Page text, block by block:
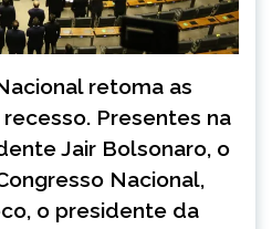
retoma as
Presentes na
Jair Bolsonaro, o
Nacional,
o presidente da